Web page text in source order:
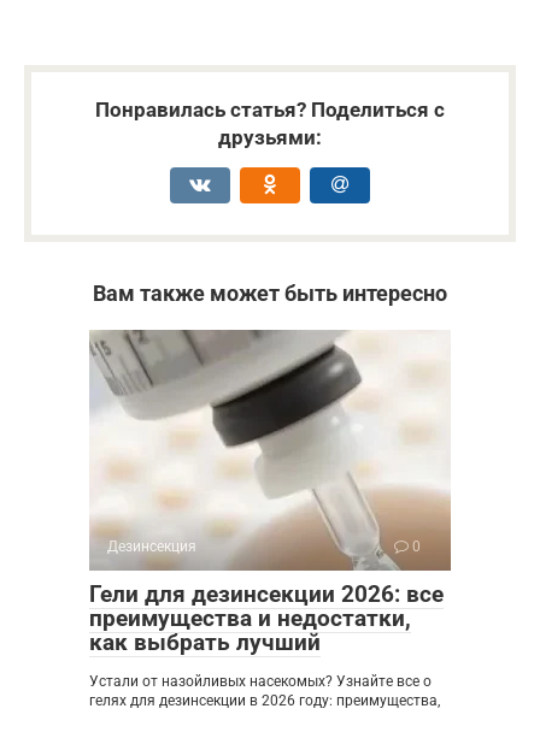
Понравилась статья? Поделиться с
друзьями:
Вам также может быть интересно
Дезинсекция 0
Гели для дезинсекции 2026: все
преимущества и недостатки,
как выбрать лучший
Устали от назойливых насекомых? Узнайте все о
гелях для дезинсекции в 2026 году: преимущества,